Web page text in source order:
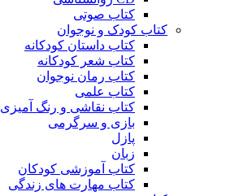
کتاب صوتی
کتاب کودک و نوجوان
کتاب داستان کودکانه
کتاب شعر کودکانه
کتاب رمان نوجوان
کتاب علمی
کتاب نقاشی و رنگ آمیزی
بازی و سرگرمی
پازل
زبان
کتاب آموزشی کودکان
کتاب مهارت های زندگی